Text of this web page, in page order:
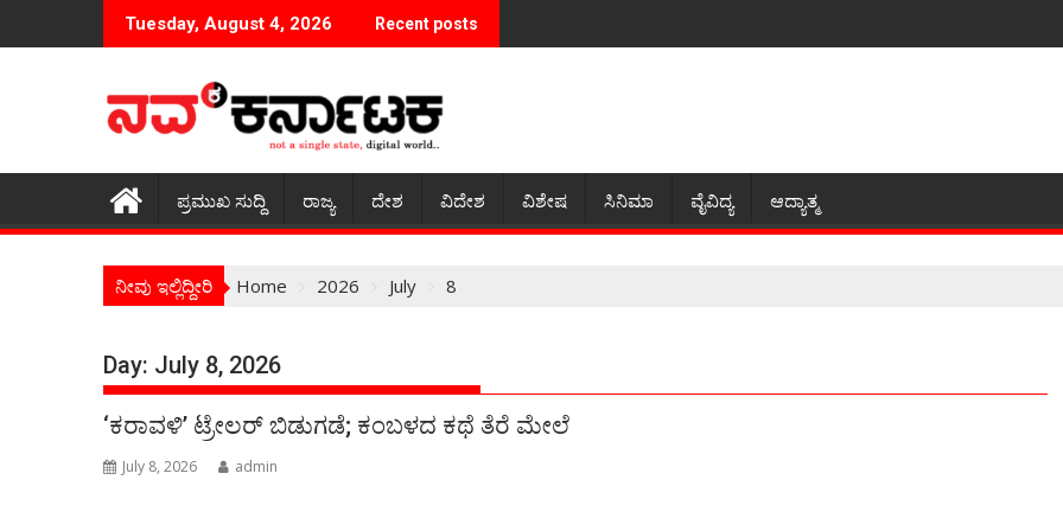
to
Tuesday, August 4, 2026 Recent posts
ಪ್ರಮುಖ ಸುದ್ದಿ ರಾಜ್ಯ ದೇಶ ವಿದೇಶ ವಿಶೇಷ ಸಿನಿಮಾ ವೈವಿದ್ಯ ಆದ್ಯಾತ್ಮ
ನೀವು ಇಲ್ಲಿದ್ದೀರಿ Home 2026 July 8
Day: July 8, 2026
‘ಕರಾವಳಿ’ ಟ್ರೇಲರ್ ಬಿಡುಗಡೆ; ಕಂಬಳದ ಕಥೆ ತೆರೆ ಮೇಲೆ
July 8, 2026 admin